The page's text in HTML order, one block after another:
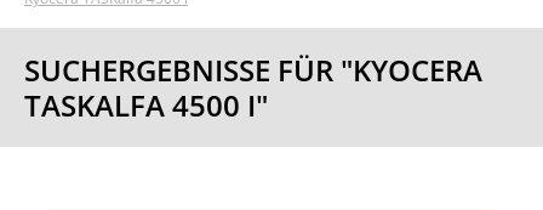
SUCHERGEBNISSE FÜR "KYOCERA
TASKALFA 4500 I"